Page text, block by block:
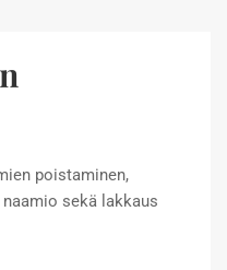
poistaminen,
sekä lakkaus